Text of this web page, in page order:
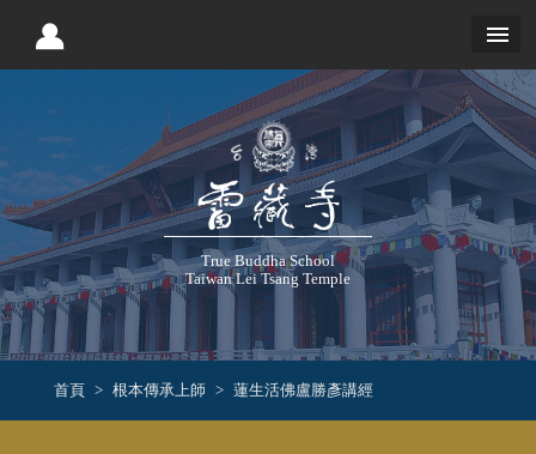
True Buddha School
Taiwan Lei Tsang Temple
首頁 根本傳承上師 蓮生活佛盧勝彥講經